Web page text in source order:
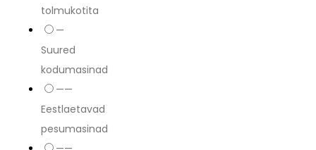
tolmukotita
—
Suured
kodumasinad
——
Eestlaetavad
pesumasinad